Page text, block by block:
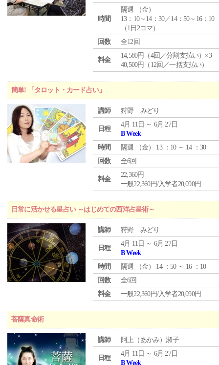
時間
隔週 （金）
13：10～14：30／14：50～16：10
（1日2コマ）
回数
全12回
料金
14,580円（4回／分割支払い）×3
40,500円（12回／一括支払い）
簡単! 「タロット・カード占い」
講師 狩野 みどり
日程
4月 11日 ～ 6月 27日
B Week
時間
隔週 （金） 13 ：10 ～ 14 ：30
回数
全6回
料金
22,360円
一般22,360円/入学者20,090円
日常に活かせる星占い ～はじめての西洋占星術～
講師 狩野 みどり
日程
4月 11日 ～ 6月 27日
B Week
時間
隔週 （金） 14 ：50 ～ 16 ：10
回数
全6回
料金
一般22,360円/入学者20,090円
菩薩真命術
講師 阿上（あかみ）淑子
日程
4月 11日 ～ 6月 27日
B Week